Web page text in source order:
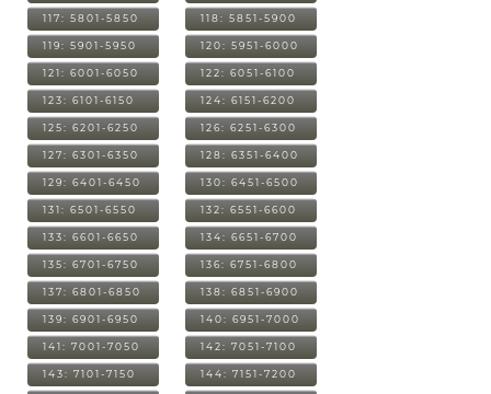
117: 5801-5850 118: 5851-5900
119: 5901-5950 120: 5951-6000
121: 6001-6050 122: 6051-6100
123: 6101-6150 124: 6151-6200
125: 6201-6250 126: 6251-6300
127: 6301-6350 128: 6351-6400
129: 6401-6450 130: 6451-6500
131: 6501-6550 132: 6551-6600
133: 6601-6650 134: 6651-6700
135: 6701-6750 136: 6751-6800
137: 6801-6850 138: 6851-6900
139: 6901-6950 140: 6951-7000
141: 7001-7050 142: 7051-7100
143: 7101-7150 144: 7151-7200